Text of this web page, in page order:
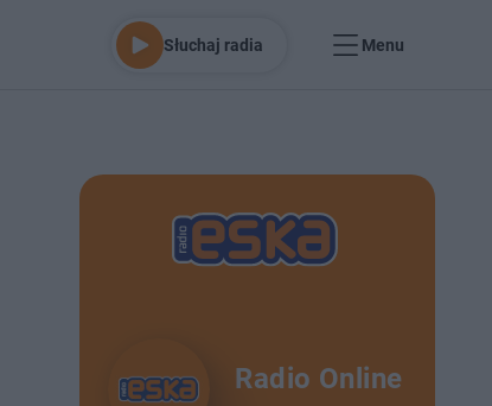
Słuchaj radia Menu
Radio Online